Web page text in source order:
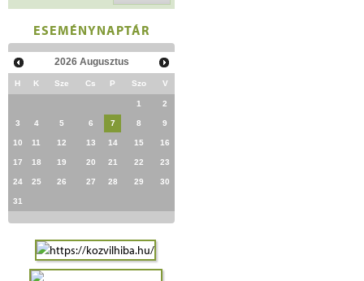
ESEMÉNYNAPTÁR
2026 Augusztus
H K Sze Cs P Szo V
1 2
3 4 5 6 7 8 9
10 11 12 13 14 15 16
17 18 19 20 21 22 23
24 25 26 27 28 29 30
31